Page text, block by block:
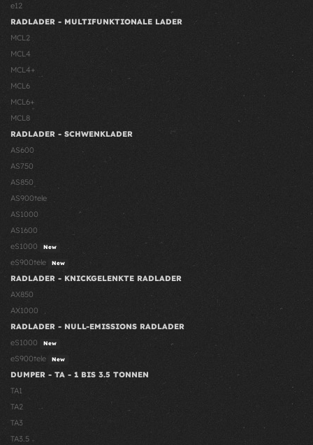
e12
RADLADER - MULTIFUNKTIONALE LADER
MCL2
MCL4
MCL4+
MCL6
MCL6+
MCL8
RADLADER - SCHWENKLADER
AS600
AS750
AS850
AS900tele
AS1000
AS1600
eS1000
New
eS900tele New
RADLADER - KNICKGELENKTE RADLADER
AX850
AX1000
RADLADER - NULL-EMISSIONS RADLADER
eS1000
New
eS900tele New
DUMPER - TA - 1 BIS 3.5 TONNEN
TA1
TA2
TA3
TA3.5